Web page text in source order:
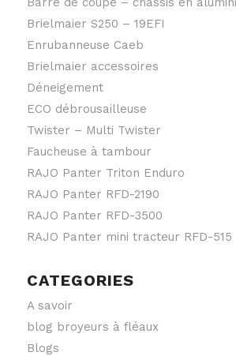
Brielmaier S250 – 19EFI
Enrubanneuse Caeb
Brielmaier accessoires
Déneigement
ECO débrousailleuse
Twister – Multi Twister
Faucheuse à tambour
RAJO Panter Triton Enduro
RAJO Panter RFD-2190
RAJO Panter RFD-3500
RAJO Panter mini tracteur RFD-515
CATEGORIES
A savoir
blog broyeurs à fléaux
Blogs